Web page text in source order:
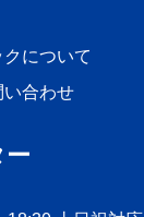
について
い合わせ
ー